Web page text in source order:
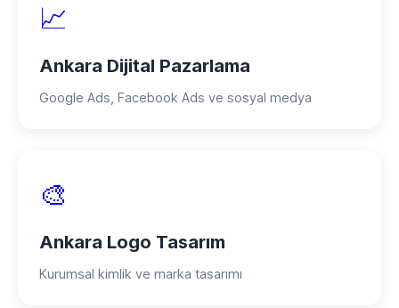
📈
Ankara Dijital Pazarlama
Google Ads, Facebook Ads ve sosyal medya
🎨
Ankara Logo Tasarım
Kurumsal kimlik ve marka tasarımı